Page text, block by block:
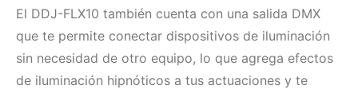
El DDJ-FLX10 también cuenta con una salida DMX
que te permite conectar dispositivos de iluminación
sin necesidad de otro equipo, lo que agrega efectos
de iluminación hipnóticos a tus actuaciones y te